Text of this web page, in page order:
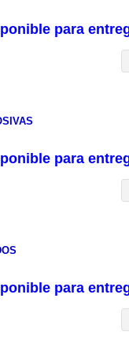
para
para
para